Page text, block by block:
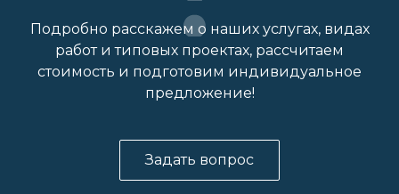
Подробно расскажем о наших услугах, видах
работ и типовых проектах, рассчитаем
стоимость и подготовим индивидуальное
предложение!
Задать вопрос